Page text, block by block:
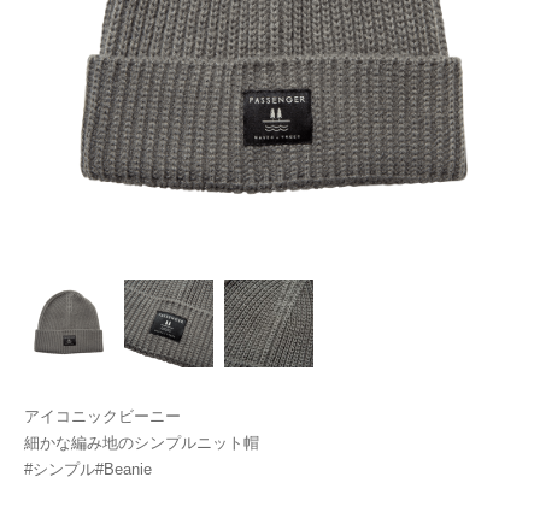
アイコニックビーニー
細かな編み地のシンプルニット帽
#シンプル#Beanie